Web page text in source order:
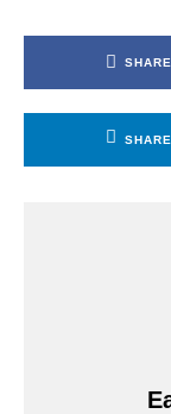
SHARE
SHARE